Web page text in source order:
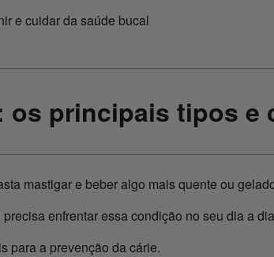
e cuidar da saúde bucal
os principais tipos e
mastigar e beber algo mais quente ou
enfrentar essa condição no seu dia a
para a prevenção da cárie.